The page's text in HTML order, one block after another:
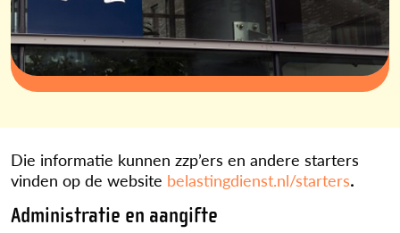
Die informatie kunnen zzp’ers en andere starters
vinden op de website belastingdienst.nl/starters.
Administratie en aangifte